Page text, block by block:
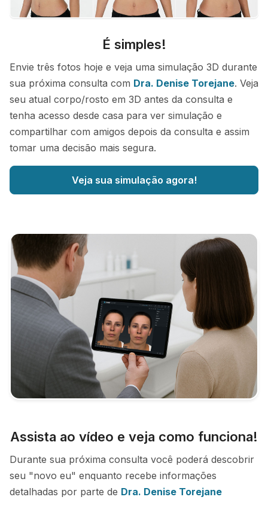
É simples!
Envie três fotos hoje e veja uma simulação 3D durante
sua próxima consulta com Dra. Denise Torejane. Veja
seu atual corpo/rosto em 3D antes da consulta e
tenha acesso desde casa para ver simulação e
compartilhar com amigos depois da consulta e assim
tomar uma decisão mais segura.
Veja sua simulação agora!
Assista ao vídeo e veja como funciona!
Durante sua próxima consulta você poderá descobrir
seu "novo eu" enquanto recebe informações
detalhadas por parte de Dra. Denise Torejane